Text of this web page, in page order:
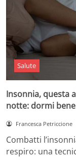
Salute
Insonnia, questa
notte: dormi
Francesca Petriccione
Combatti
respiro: una